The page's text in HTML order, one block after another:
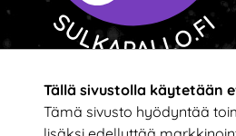
Tällä sivustolla käytetään
Tämä sivusto hyödyntää